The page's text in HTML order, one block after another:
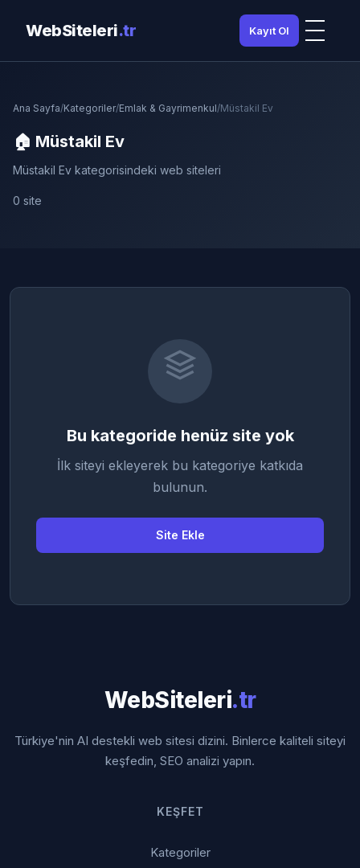
WebSiteleri.tr Kayıt Ol
Ana Sayfa/Kategoriler/Emlak & Gayrimenkul/Müstakil Ev
🏠 Müstakil Ev
Müstakil Ev kategorisindeki web siteleri
0 site
Bu kategoride henüz site yok
İlk siteyi ekleyerek bu kategoriye katkıda
bulunun.
Site Ekle
WebSiteleri.tr
Türkiye'nin AI destekli web sitesi dizini. Binlerce kaliteli siteyi
keşfedin, SEO analizi yapın.
KEŞFET
Kategoriler